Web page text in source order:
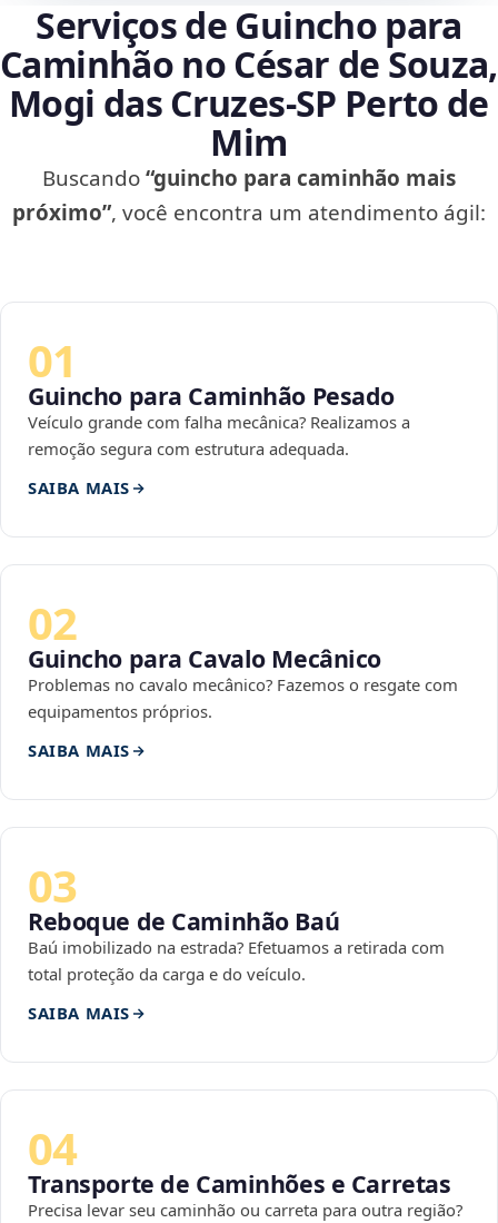
Serviços de Guincho para
Caminhão no César de Souza,
Mogi das Cruzes‑SP Perto de
Mim
Buscando“guincho para caminhão mais
próximo”, você encontra um atendimento ágil:
01
Guincho para Caminhão Pesado
Veículo grande com falha mecânica? Realizamos a
remoção segura com estrutura adequada.
SAIBA MAIS
02
Guincho para Cavalo Mecânico
Problemas no cavalo mecânico? Fazemos o resgate com
equipamentos próprios.
SAIBA MAIS
03
Reboque de Caminhão Baú
Baú imobilizado na estrada? Efetuamos a retirada com
total proteção da carga e do veículo.
SAIBA MAIS
04
Transporte de Caminhões e Carretas
Precisa levar seu caminhão ou carreta para outra região?